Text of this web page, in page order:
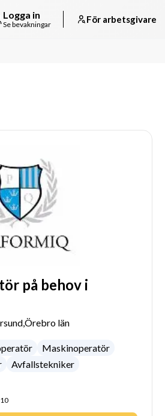
Logga in
Se bevakningar För arbetsgivare
på behov i
Örebro län
Maskinoperatör
Avfallstekniker